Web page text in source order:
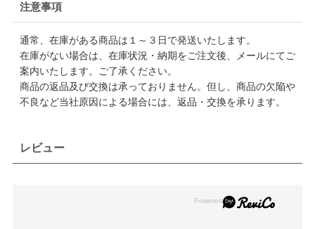
注意事項
通常、在庫がある商品は１～３日で発送いたします。
在庫がない場合は、在庫状況・納期をご注文後、メールにてご
案内いたします。ご了承ください。
商品の返品及び交換は承っておりません。但し、商品の欠陥や
不良など当社原因による場合には、返品・交換を承ります。
レビュー